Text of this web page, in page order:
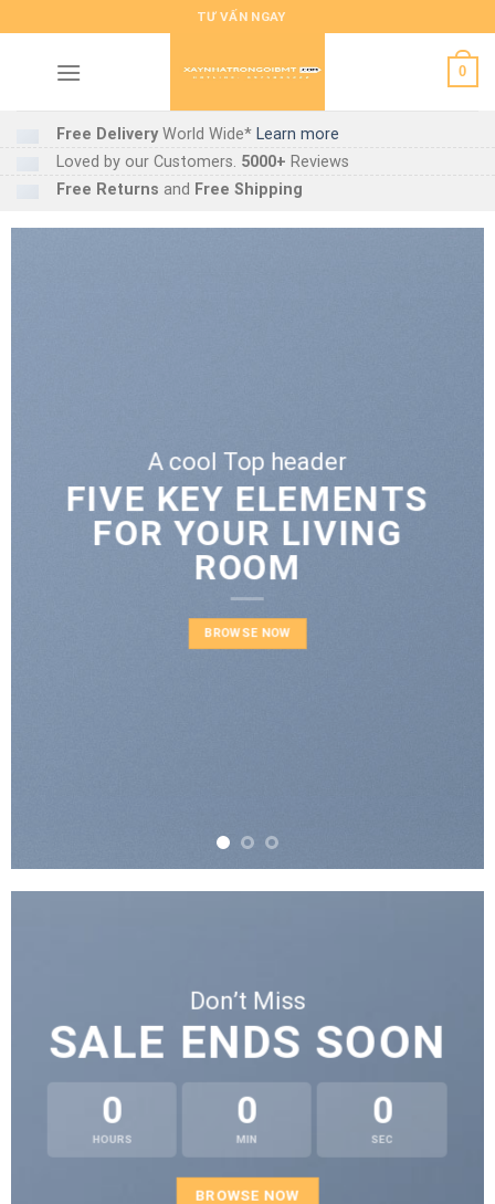
to
content
TƯ VẤN NGAY
0
Free DeliveryWorld Wide* Learn more
Loved by our Customers. 5000+ Reviews
Free Returns and Free Shipping
A cool Top header
FIVE KEY ELEMENTS
FOR YOUR LIVING
ROOM
BROWSE NOW
Don’t Miss
SALE ENDS SOON
0
HOURS
0
MIN
0
SEC
BROWSE NOW